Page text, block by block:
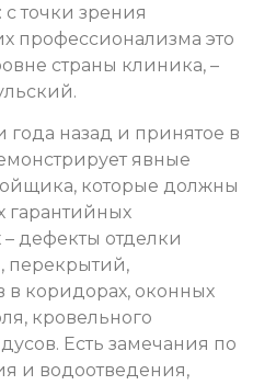
с точки зрения
профессионализма это
страны клиника, –
года назад и принятое в
явные
которые должны
гарантийных
– дефекты отделки
перекрытий,
в коридорах, оконных
кровельного
Есть замечания по
и водоотведения,